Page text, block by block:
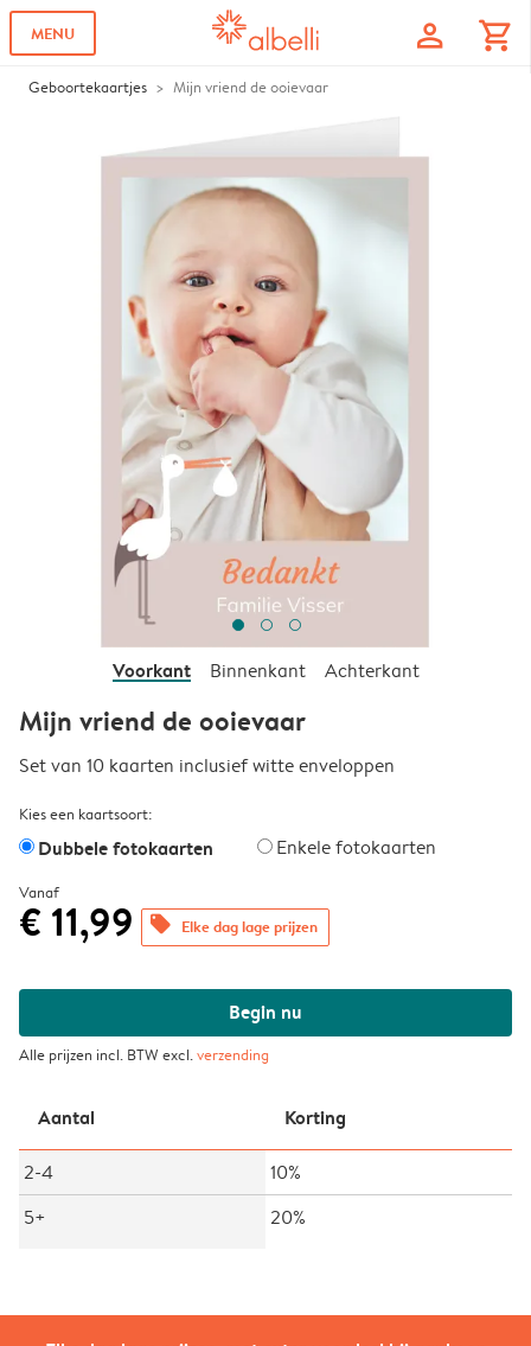
MENU profile shopping_cart
Geboortekaartjes Mijn vriend de ooievaar
Voorkant Binnenkant Achterkant
Mijn vriend de ooievaar
Set van 10 kaarten inclusief witte enveloppen
Kies een kaartsoort:
Dubbele fotokaarten Enkele fotokaarten
Vanaf
€ 11,99 offers Elke dag lage prijzen
Begin nu
Alle prijzen incl. BTW excl.verzending
Aantal Korting
2-4
10%
5+
20%